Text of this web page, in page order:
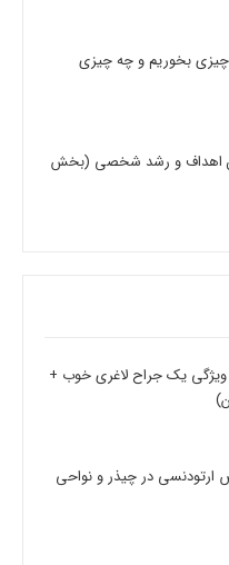
بخوریم و چه چیزی
اهداف و رشد شخصی (بخش
بهترین جراح لاغری (9 ویژگی یک جراح لاغری خوب +
در چیذر و نواحی